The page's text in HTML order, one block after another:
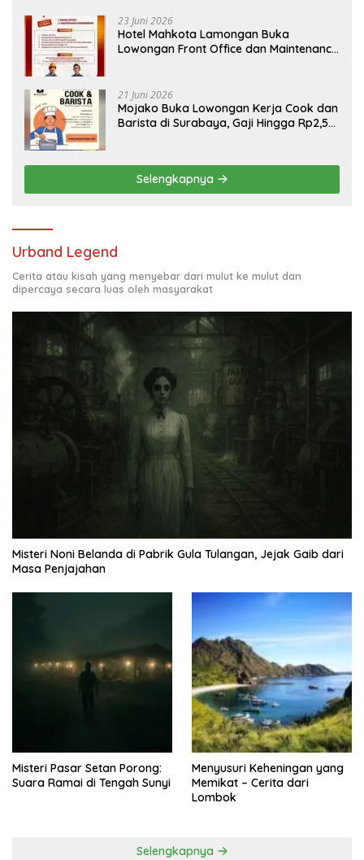
23 Juni 2026
Hotel Mahkota Lamongan Buka
Lowongan Front Office dan Maintenance
21 Juni 2026
Mojako Buka Lowongan Kerja Cook dan
Barista di Surabaya, Gaji Hingga Rp2,5
Selengkapnya
Urband Legend
Cerita atau kisah yang menyebar dari mulut ke mulut dan
dipercaya secara luas oleh masyarakat
Misteri Noni Belanda di Pabrik Gula Tulangan, Jejak Gaib dari
Masa Penjajahan
Misteri Pasar Setan Porong:
Suara Ramai di Tengah Sunyi
Menyusuri Keheningan yang
Memikat – Cerita dari
Lombok
Selengkapnya